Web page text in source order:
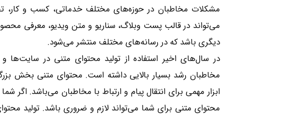
مشکلات مخاطبان در حوزه‌های مختلف خدماتی، کسب و کار،
می‌تواند در قالب پست وبلاگ، سناریو و متن ویدیو، معرفی
دیگری باشد که در رسانه‌های مختلف منتشر می‌شود.
در سال‌های اخیر استفاده از تولید محتوای متنی در
مخاطبان رشد بسیار بالایی داشته است. محتوای متنی بخش
ابزار مهمی برای انتقال پیام و ارتباط‌ با مخاطبان می‌باشد. اگر
محتوای متنی برای شما می‌تواند لازم و ضروری باشد. تولید